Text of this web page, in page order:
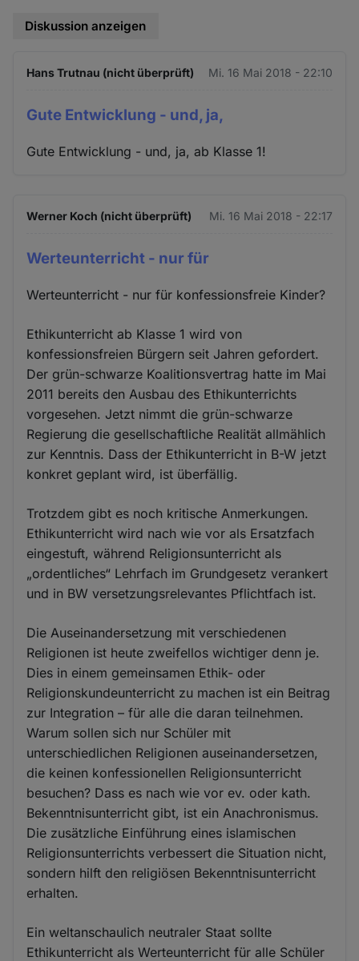
Diskussion anzeigen
Hans Trutnau (nicht überprüft) Mi. 16 Mai 2018 - 22:10
Gute Entwicklung - und, ja,
Gute Entwicklung - und, ja, ab Klasse 1!
Werner Koch (nicht überprüft) Mi. 16 Mai 2018 - 22:17
Werteunterricht - nur für
Werteunterricht - nur für konfessionsfreie Kinder?
Ethikunterricht ab Klasse 1 wird von
konfessionsfreien Bürgern seit Jahren gefordert.
Der grün-schwarze Koalitionsvertrag hatte im Mai
2011 bereits den Ausbau des Ethikunterrichts
vorgesehen. Jetzt nimmt die grün-schwarze
Regierung die gesellschaftliche Realität allmählich
zur Kenntnis. Dass der Ethikunterricht in B-W jetzt
konkret geplant wird, ist überfällig.
Trotzdem gibt es noch kritische Anmerkungen.
Ethikunterricht wird nach wie vor als Ersatzfach
eingestuft, während Religionsunterricht als
„ordentliches“ Lehrfach im Grundgesetz verankert
und in BW versetzungsrelevantes Pflichtfach ist.
Die Auseinandersetzung mit verschiedenen
Religionen ist heute zweifellos wichtiger denn je.
Dies in einem gemeinsamen Ethik- oder
Religionskundeunterricht zu machen ist ein Beitrag
zur Integration – für alle die daran teilnehmen.
Warum sollen sich nur Schüler mit
unterschiedlichen Religionen auseinandersetzen,
die keinen konfessionellen Religionsunterricht
besuchen? Dass es nach wie vor ev. oder kath.
Bekenntnisunterricht gibt, ist ein Anachronismus.
Die zusätzliche Einführung eines islamischen
Religionsunterrichts verbessert die Situation nicht,
sondern hilft den religiösen Bekenntnisunterricht
erhalten.
Ein weltanschaulich neutraler Staat sollte
Ethikunterricht als Werteunterricht für alle Schüler